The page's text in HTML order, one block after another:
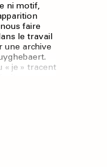
ni motif,
faire
le travail
une archive
« je » tracent